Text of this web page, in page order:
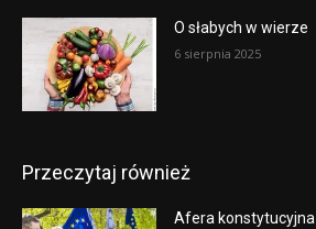
O słabych w wierze
6 sierpnia 2025
Przeczytaj również
Afera konstytucyjna